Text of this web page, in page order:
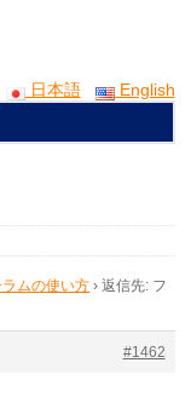
日本語 English
ムの使い方 › 返信先: フ
#1462